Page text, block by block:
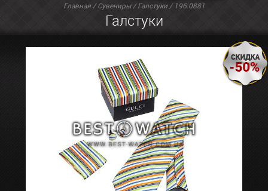
Главная/Сувениры/Галстуки/ 196.0881
Галстуки